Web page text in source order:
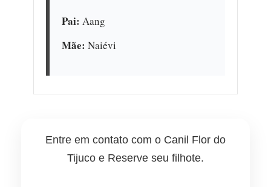
Pai: Aang
Mãe: Naiévi
Entre em contato com o Canil Flor do
Tijuco e Reserve seu filhote.